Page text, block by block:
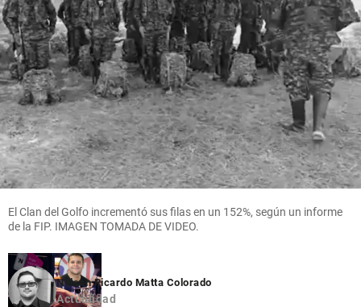
Entretenimiento
¡Está muy
cambiada!
Epa Colombia
reapareció en
redes y
parece otra
share
Colombia
Expresidente
Uribe llegó a
Cali para
asistir a la
posesión de
Abelardo de
la Espriella
share
Videos
Posesión
presidencial
de Abelardo
de la
Espriella
desde Cali
share
El Clan del Golfo incrementó sus filas en un 152%, según un informe
de la FIP. IMAGEN TOMADA DE VIDEO.
Nelson Ricardo Matta Colorado
Actualidad